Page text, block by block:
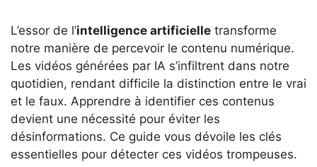
L’essor de l’intelligence artificielle transforme
notre manière de percevoir le contenu numérique.
Les vidéos générées par IA s’infiltrent dans notre
quotidien, rendant difficile la distinction entre le vrai
et le faux. Apprendre à identifier ces contenus
devient une nécessité pour éviter les
désinformations. Ce guide vous dévoile les clés
essentielles pour détecter ces vidéos trompeuses.